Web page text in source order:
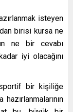
isteyen
birisi kursa ne
ne bir cevabı
iyi olacağını
sportif bir kişiliğe